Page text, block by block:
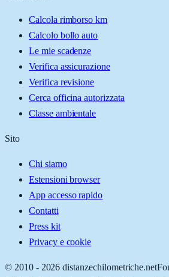
Calcola rimborso km
Calcolo bollo auto
Le mie scadenze
Verifica assicurazione
Verifica revisione
Cerca officina autorizzata
Classe ambientale
Sito
Chi siamo
Estensioni browser
App accesso rapido
Contatti
Press kit
Privacy e cookie
© 2010 - 2026 distanzechilometriche.net